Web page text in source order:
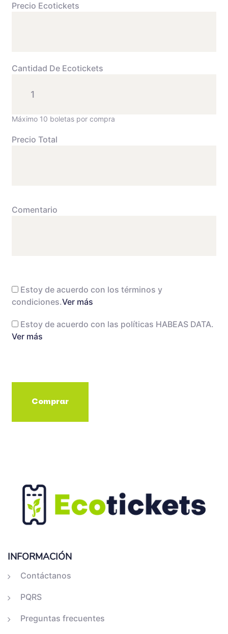
Precio Ecotickets
Cantidad De Ecotickets
Máximo 10 boletas por compra
Precio Total
Comentario
Estoy de acuerdo con los términos y
condiciones.Ver más
Estoy de acuerdo con las políticas HABEAS DATA.
Ver más
INFORMACIÓN
Contáctanos
PQRS
Preguntas frecuentes